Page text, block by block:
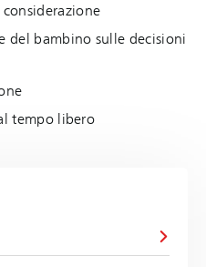
del bambino sulle decisioni
tempo libero